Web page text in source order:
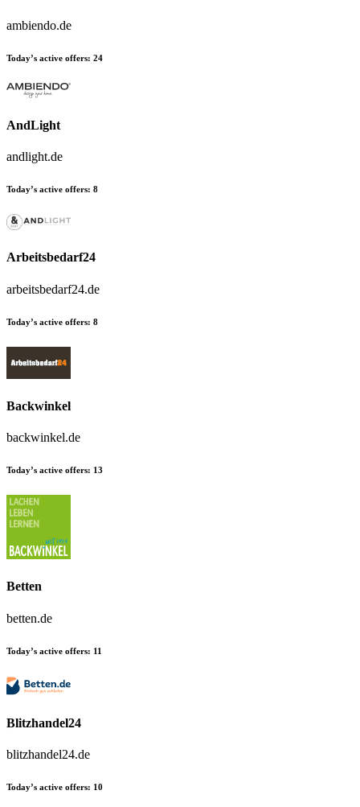
ambiendo.de
Today’s active offers: 24
AndLight
andlight.de
Today’s active offers: 8
Arbeitsbedarf24
arbeitsbedarf24.de
Today’s active offers: 8
Backwinkel
backwinkel.de
Today’s active offers: 13
Betten
betten.de
Today’s active offers: 11
Blitzhandel24
blitzhandel24.de
Today’s active offers: 10